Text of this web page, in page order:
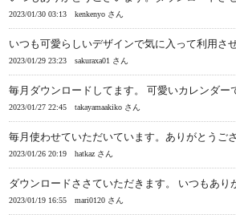
2023/01/30 03:13 kenkenyo さん
いつも可愛らしいデザインで気に入って利用さ
2023/01/29 23:23 sakuraxa01 さん
毎月ダウンロードしてます。 可愛いカレンダー
2023/01/27 22:45 takayamaakiko さん
毎月使わせていただいています。ありがとうご
2023/01/26 20:19 hatkaz さん
ダウンロードささていただきます。 いつもあり
2023/01/19 16:55 mari0120 さん